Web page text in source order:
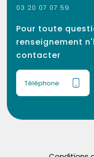
03 20 07 07 59
Pour toute
renseignement
contacter
Téléphone